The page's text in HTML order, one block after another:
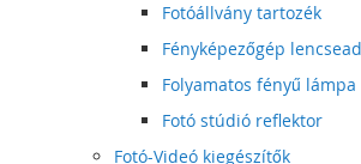
Fotóállvány tartozék
Fényképezőgép
Folyamatos fényű lámpa
Fotó stúdió reflektor
Fotó-Videó kiegészítők